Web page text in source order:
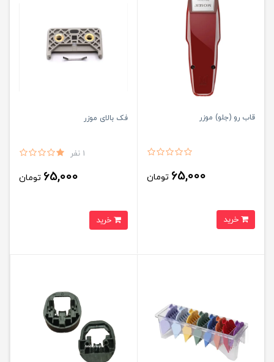
قاب رو (جلو) موزر
65,000 تومان
فک بالای موزر
1 نفر
65,000 تومان